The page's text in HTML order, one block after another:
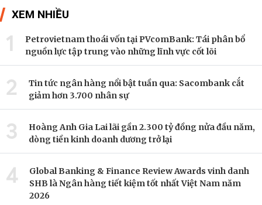
XEM NHIỀU
1
Petrovietnam thoái vốn tại PVcomBank: Tái phân bổ
nguồn lực tập trung vào những lĩnh vực cốt lõi
2
Tin tức ngân hàng nổi bật tuần qua: Sacombank cắt
giảm hơn 3.700 nhân sự
3
Hoàng Anh Gia Lai lãi gần 2.300 tỷ đồng nửa đầu năm,
dòng tiền kinh doanh dương trở lại
4
Global Banking & Finance Review Awards vinh danh
SHB là Ngân hàng tiết kiệm tốt nhất Việt Nam năm
2026